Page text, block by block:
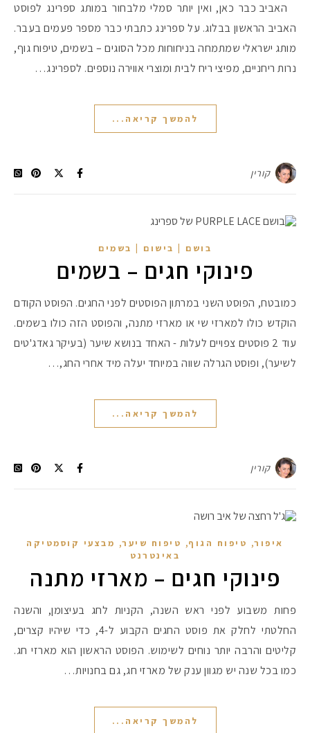
אומרים שאם
האביב כבר כאן, ואין יותר סמלי מלבחור במותג ספרינג לפוסט
האביב הראשון בבלוג. על ספרינג כתבתי כבר מספר פעמים בעבר.
מותג ישראלי שמתמחה בניחוחות מכל הסוגים – בשמים, טיפוח גוף,
נרות ריחניים, מפיצי ריח לבית ומוצרי אווירה נוספים. לספרינג…
להמשך קריאה...
קורין
בושם | בישום | בשמים
פינוקי חגים – בשמים
כמובטח, הפוסט השני במרתון הפוסטים לפני החגים. הפוסט הקודם
הוקדש כולו למארזי שי או מארזי מתנה, והפוסט הזה כולו בשמים.
עוד 2 פוסטים צפויים לעלות - האחד בנושא שיער (בעיקר גאדג'טים
לשיער), ופוסט הגרלה שווה במיוחד יעלה מיד אחרי החג,…
להמשך קריאה...
קורין
איפור, טיפוח הגוף, טיפוח שיער, מבצעי קוסמטיקה
באינטרנט
פינוקי חגים – מארזי מתנה
פחות משבוע לפני ראש השנה, הקניות לחג בעיצומן, והשנה
החלטתי לחלק את פוסט החגים הקבוע ל-4, כדי שיהיו קצרים,
קליטים והרבה יותר נוחים לשימוש. הפוסט הראשון הוא מארזי חג.
כמו בכל שנה יש מגוון ענק של מארזי חג, גם בחנויות…
להמשך קריאה...